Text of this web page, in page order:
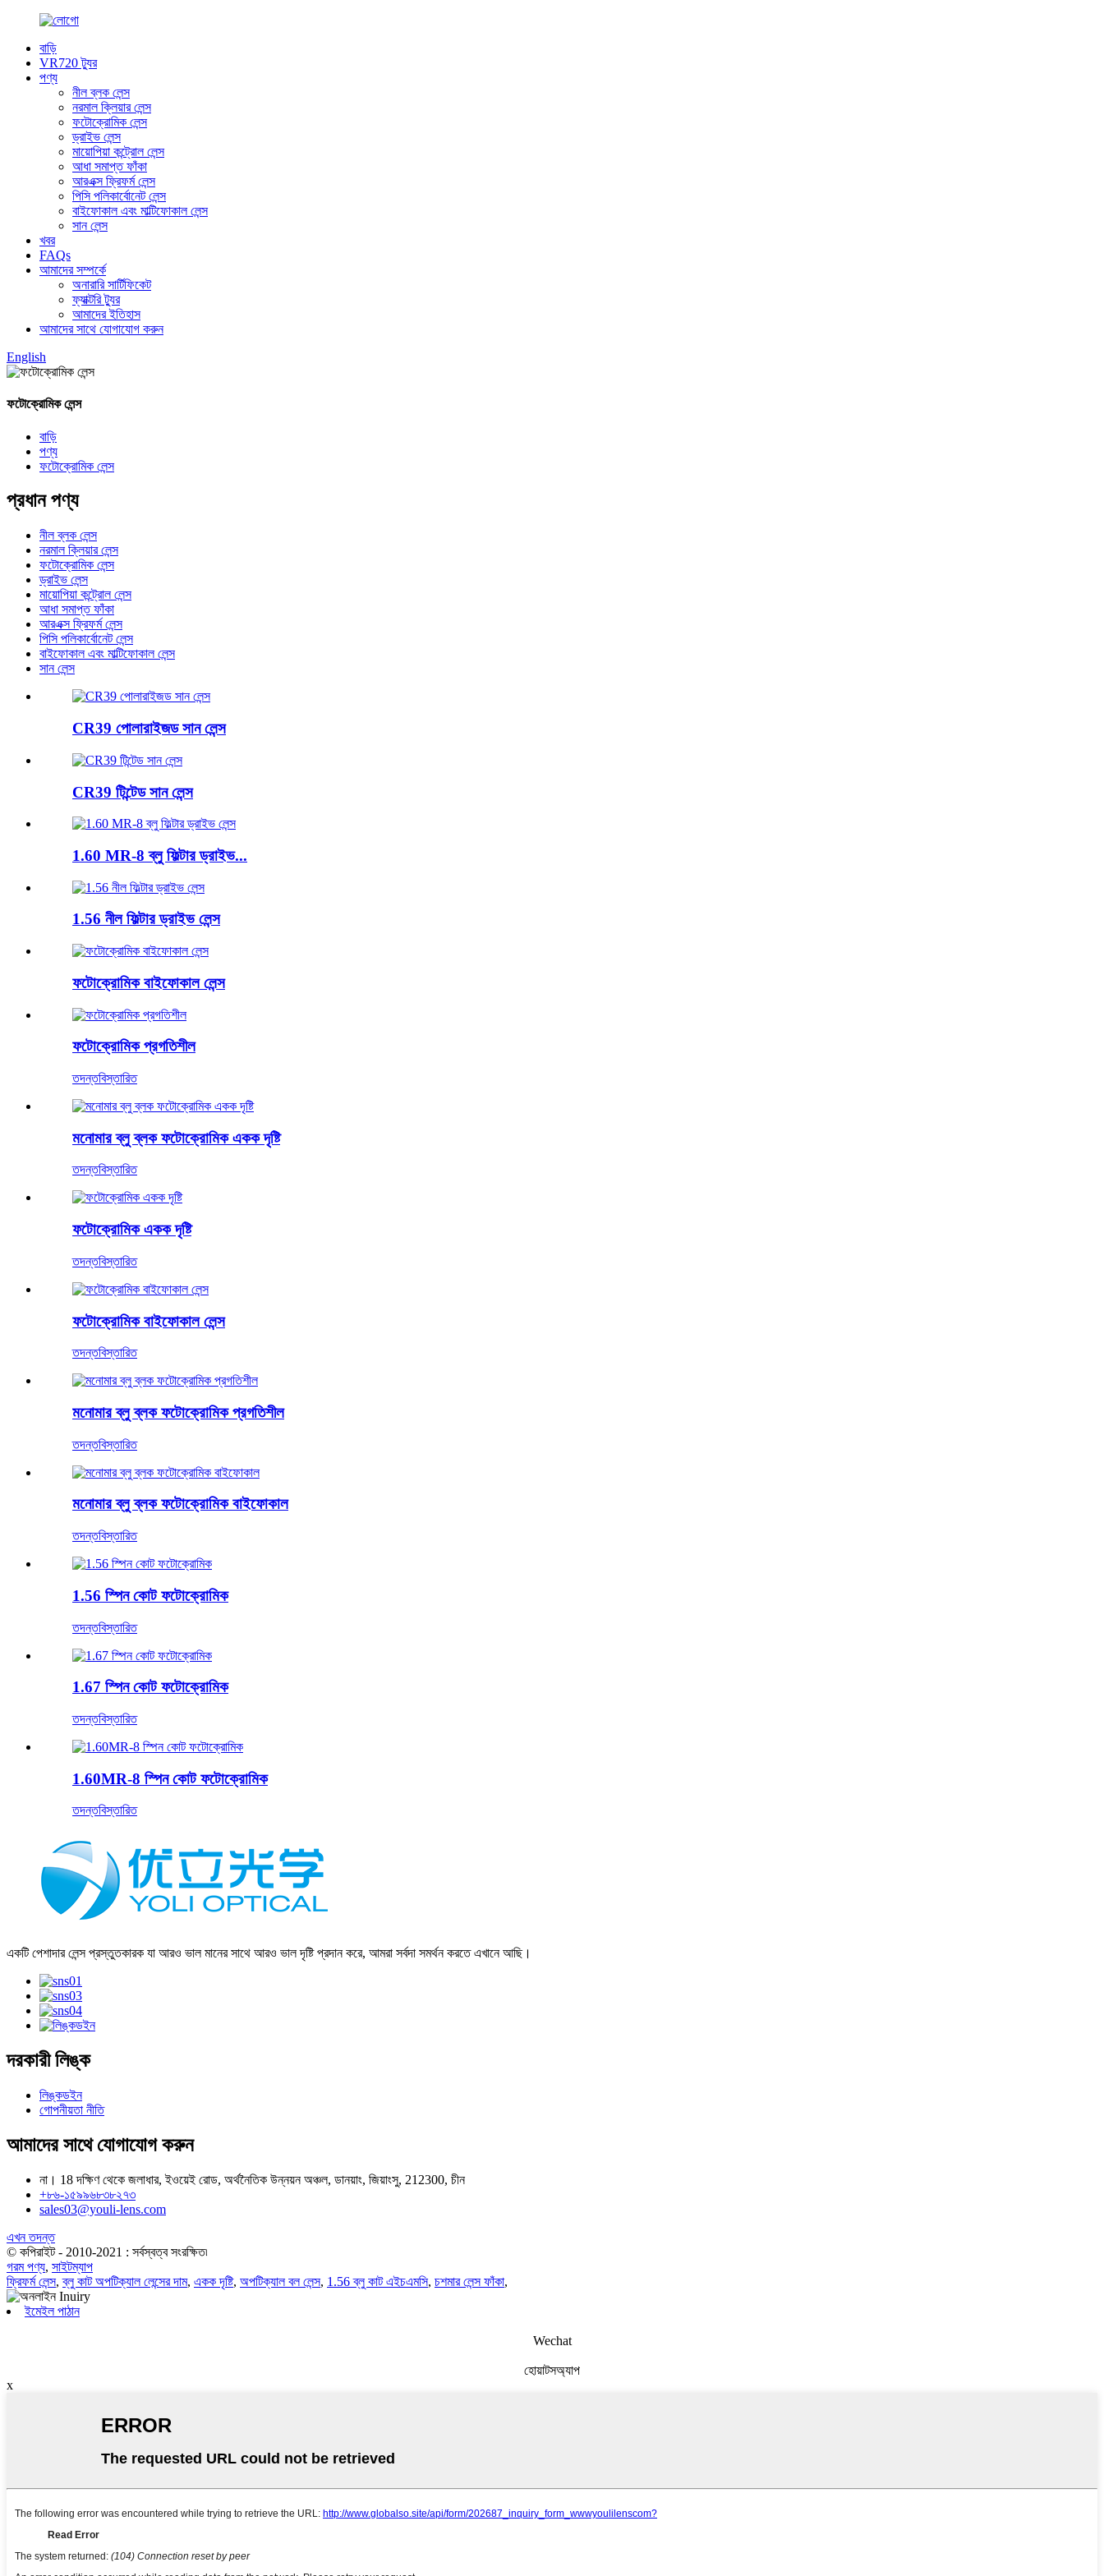
বাড়ি
VR720 ট্যুর
পণ্য
নীল ব্লক লেন্স
নরমাল ক্লিয়ার লেন্স
ফটোক্রোমিক লেন্স
ড্রাইভ লেন্স
মায়োপিয়া কন্ট্রোল লেন্স
আধা সমাপ্ত ফাঁকা
আরএক্স ফ্রিফর্ম লেন্স
পিসি পলিকার্বোনেট লেন্স
বাইফোকাল এবং মাল্টিফোকাল লেন্স
সান লেন্স
খবর
FAQs
আমাদের সম্পর্কে
অনারারি সার্টিফিকেট
ফ্যাক্টরি ট্যুর
আমাদের ইতিহাস
আমাদের সাথে যোগাযোগ করুন
English
ফটোক্রোমিক লেন্স
বাড়ি
পণ্য
ফটোক্রোমিক লেন্স
প্রধান পণ্য
নীল ব্লক লেন্স
নরমাল ক্লিয়ার লেন্স
ফটোক্রোমিক লেন্স
ড্রাইভ লেন্স
মায়োপিয়া কন্ট্রোল লেন্স
আধা সমাপ্ত ফাঁকা
আরএক্স ফ্রিফর্ম লেন্স
পিসি পলিকার্বোনেট লেন্স
বাইফোকাল এবং মাল্টিফোকাল লেন্স
সান লেন্স
CR39 পোলারাইজড সান লেন্স
CR39 টিন্টেড সান লেন্স
1.60 MR-8 ব্লু ফিল্টার ড্রাইভ...
1.56 নীল ফিল্টার ড্রাইভ লেন্স
ফটোক্রোমিক বাইফোকাল লেন্স
ফটোক্রোমিক প্রগতিশীল
তদন্তবিস্তারিত
মনোমার ব্লু ব্লক ফটোক্রোমিক একক দৃষ্টি
তদন্তবিস্তারিত
ফটোক্রোমিক একক দৃষ্টি
তদন্তবিস্তারিত
ফটোক্রোমিক বাইফোকাল লেন্স
তদন্তবিস্তারিত
মনোমার ব্লু ব্লক ফটোক্রোমিক প্রগতিশীল
তদন্তবিস্তারিত
মনোমার ব্লু ব্লক ফটোক্রোমিক বাইফোকাল
তদন্তবিস্তারিত
1.56 স্পিন কোট ফটোক্রোমিক
তদন্তবিস্তারিত
1.67 স্পিন কোট ফটোক্রোমিক
তদন্তবিস্তারিত
1.60MR-8 স্পিন কোট ফটোক্রোমিক
তদন্তবিস্তারিত
একটি পেশাদার লেন্স প্রস্তুতকারক যা আরও ভাল মানের সাথে আরও ভাল দৃষ্টি প্রদান করে, আমরা সর্বদা সমর্থন করতে এখানে আছি।
দরকারী লিঙ্ক
লিঙ্কডইন
গোপনীয়তা নীতি
আমাদের সাথে যোগাযোগ করুন
না। 18 দক্ষিণ থেকে জলাধার, ইওয়েই রোড, অর্থনৈতিক উন্নয়ন অঞ্চল, ডানয়াং, জিয়াংসু, 212300, চীন
+৮৬-১৫৯৯৬৮৩৮২৭৩
sales03@youli-lens.com
এখন তদন্ত
© কপিরাইট - 2010-2021 : সর্বস্বত্ব সংরক্ষিত৷
গরম পণ্য, সাইটম্যাপ
ফ্রিফর্ম লেন্স,ব্লু কাট অপটিক্যাল লেন্সের দাম, একক দৃষ্টি, অপটিক্যাল বল লেন্স, 1.56 ব্লু কাট এইচএমসি, চশমার লেন্স ফাঁকা,
ইমেইল পাঠান
Wechat
হোয়াটসঅ্যাপ
x